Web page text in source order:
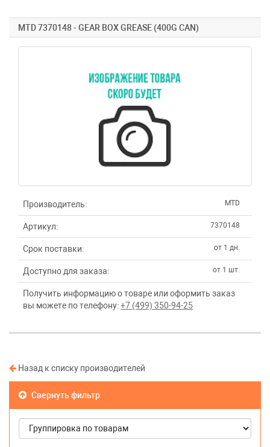
MTD 7370148 - GEAR BOX GREASE (400G CAN)
Производитель: MTD
Артикул: 7370148
Срок поставки: от 1 дн.
Доступно для заказа: от 1 шт.
Получить информацию о товаре или оформить заказ
вы можете по телефону:+7 (499) 350-94-25
Назад к списку производителей
Свернуть фильтр